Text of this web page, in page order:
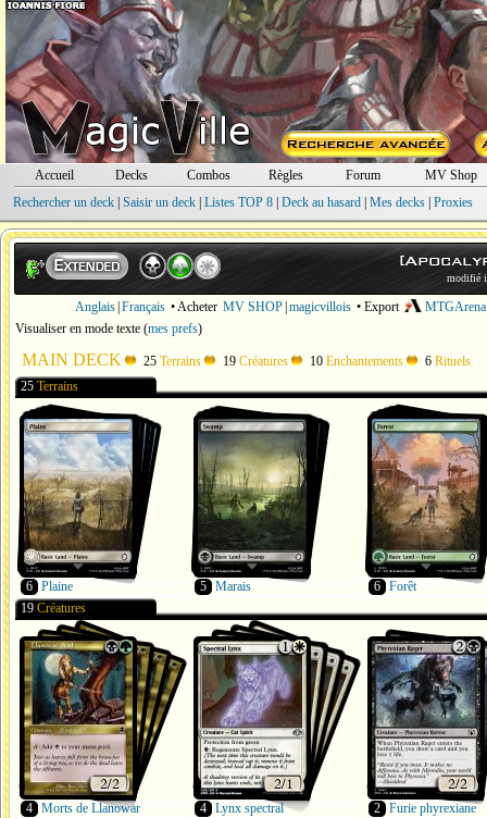
Accueil Decks Combos Règles Forum
MV Shop
Rechercher un deck| Saisir un deck| Listes TOP 8| Deck au hasard| Mes decks| Proxies
modifié
Anglais Français • Acheter MV SHOP magicvillois • Export
MTGArena
Visualiser en mode texte (mes prefs)
MAIN DECK 25 Terrains 19 Créatures 10 Enchantements 6 Rituels
25 Terrains
6 Plaine 5 Marais 6 Forêt
19 Créatures
4 Morts de Llanowar 4 Lynx spectral 2 Furie phyrexiane